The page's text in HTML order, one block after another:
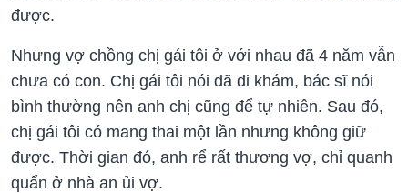
được.
Nhưng vợ chồng chị gái tôi ở với nhau đã 4 năm vẫn
chưa có con. Chị gái tôi nói đã đi khám, bác sĩ nói
bình thường nên anh chị cũng để tự nhiên. Sau đó,
chị gái tôi có mang thai một lần nhưng không giữ
được. Thời gian đó, anh rể rất thương vợ, chỉ quanh
quẩn ở nhà an ủi vợ.